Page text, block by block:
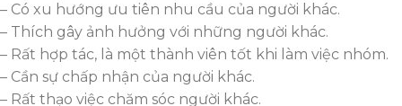
– Có xu hướng ưu tiên nhu cầu của người khác.
– Thích gây ảnh hưởng với những người khác.
– Rất hợp tác, là một thành viên tốt khi làm việc nhóm.
– Cần sự chấp nhận của người khác.
– Rất thạo việc chăm sóc người khác.